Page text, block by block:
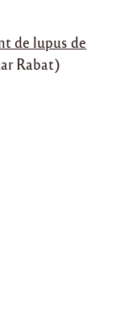
de lupus de
Rabat)